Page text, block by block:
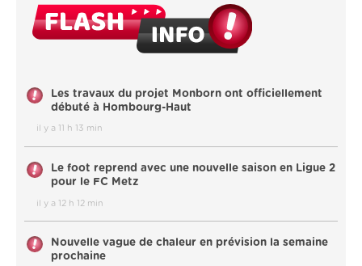
Les travaux du projet Monborn ont officiellement
débuté à Hombourg-Haut
il y a 11 h 13 min
Le foot reprend avec une nouvelle saison en Ligue 2
pour le FC Metz
il y a 12 h 12 min
Nouvelle vague de chaleur en prévision la semaine
prochaine